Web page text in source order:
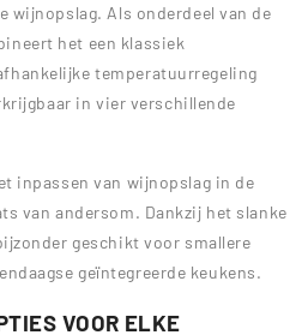
wijnopslag. Als onderdeel van de
het een klassiek
temperatuurregeling
in vier verschillende
inpassen van wijnopslag in de
van andersom. Dankzij het slanke
geschikt voor smallere
geïntegreerde keukens.
VOOR ELKE